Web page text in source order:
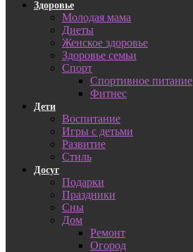
Здоровье
Молодая мама
Диеты
Женское здоровье
Здоровье семьи
Спорт
Спортивное питание
Фитнес
Дети
Воспитание
Игры с детьми
Развитие
Стиль
Досуг
Подарки
Праздники
Сны
Дом
Ремонт
Огород